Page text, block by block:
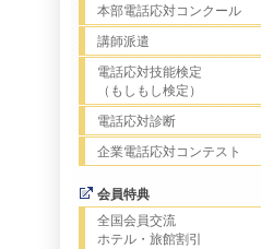
本部電話応対コンクール
講師派遣
電話応対技能検定
（もしもし検定）
電話応対診断
企業電話応対コンテスト
会員特典
全国会員交流
ホテル・旅館割引